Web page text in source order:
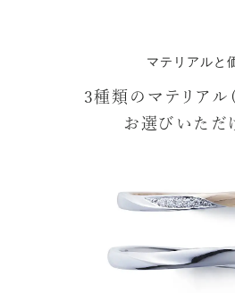
マテリアルと
3種類のマテリアル
お選びいただ